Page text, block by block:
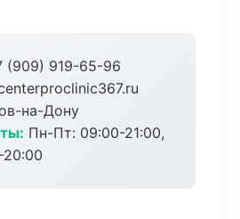
(909) 919-65-96
на-Дону
Пн-Пт: 09:00-21:00,